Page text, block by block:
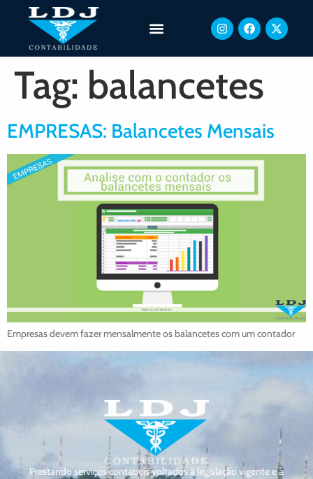
Tag: balancetes
EMPRESAS: Balancetes Mensais
Empresas devem fazer mensalmente os balancetes com um contador
Prestando serviços contábeis voltados à legislação vigente e à